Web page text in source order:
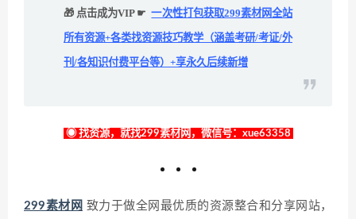
🎁 点击成为VIP ☛ 一次性打包获取299素材网全站
所有资源+各类找资源技巧教学（涵盖考研/考证/外
刊/各知识付费平台等）+享永久后续新增
◉ 找资源，就找299素材网，微信号：xue63358
299素材网 致力于做全网最优质的资源整合和分享网站，